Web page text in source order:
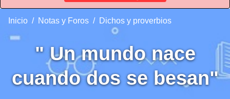
Inicio Notas y Foros Dichos y proverbios
" Un mundo nace
cuando dos se besan"